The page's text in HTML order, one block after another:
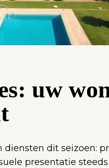
uw
dit seizoen:
presentatie